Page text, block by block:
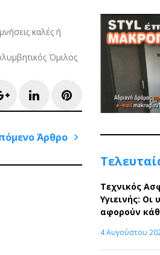
καλές ή
Όμιλος
Google+LinkedInPinterest
Άρθρο
Τεχνικός
Υγιεινής:
αφορούν
4 Αυγούστου